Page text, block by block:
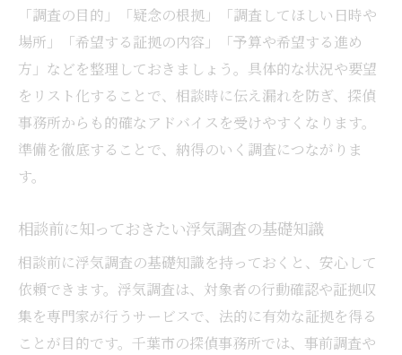
千葉市の探偵事務所が持つ浮気調査の強み
浮気調査相談時に役立つ千葉市ならではの
情報
千葉市の生活スタイルと浮気調査相談の関
係
浮気調査の相談で心強いサポートを受けるコツ
浮気調査相談で得られる千葉市のサポート
活用法
心強い浮気調査サポートを引き出す相談の
仕方
「調査の目的」「疑念の根拠」「調査してほしい日時や
場所」「希望する証拠の内容」「予算や希望する進め
方」などを整理しておきましょう。具体的な状況や要望
をリスト化することで、相談時に伝え漏れを防ぎ、探偵
事務所からも的確なアドバイスを受けやすくなります。
準備を徹底することで、納得のいく調査につながりま
す。
相談前に知っておきたい浮気調査の基礎知識
相談前に浮気調査の基礎知識を持っておくと、安心して
依頼できます。浮気調査は、対象者の行動確認や証拠収
集を専門家が行うサービスで、法的に有効な証拠を得る
ことが目的です。千葉市の探偵事務所では、事前調査や